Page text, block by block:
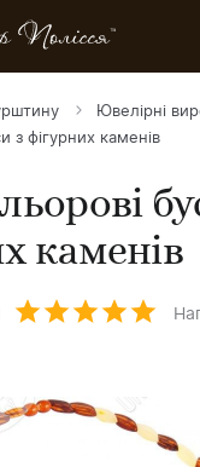
Ювелірні
з фігурних каменів
каменів